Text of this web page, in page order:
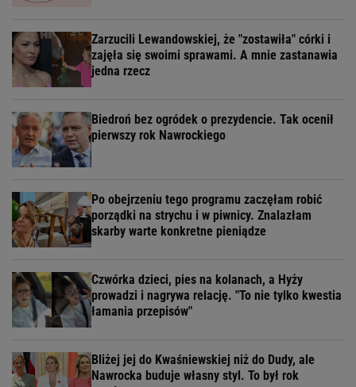
Zarzucili Lewandowskiej, że "zostawiła" córki i
zajęła się swoimi sprawami. A mnie zastanawia
jedna rzecz
Biedroń bez ogródek o prezydencie. Tak ocenił
pierwszy rok Nawrockiego
Po obejrzeniu tego programu zaczęłam robić
porządki na strychu i w piwnicy. Znalazłam
skarby warte konkretne pieniądze
Czwórka dzieci, pies na kolanach, a Hyży
prowadzi i nagrywa relację. "To nie tylko kwestia
łamania przepisów"
Bliżej jej do Kwaśniewskiej niż do Dudy, ale
Nawrocka buduje własny styl. To był rok